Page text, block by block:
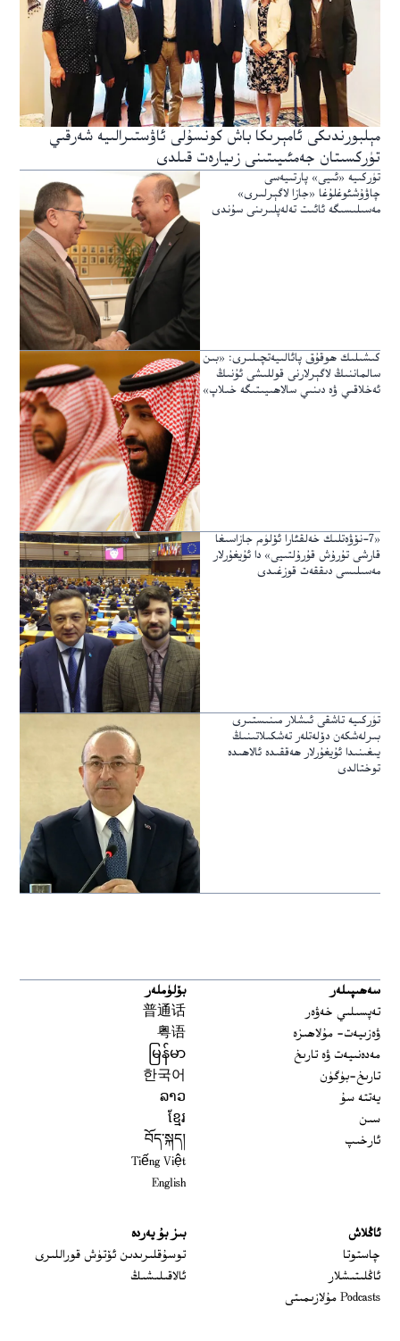
مېلبورندىكى ئامېرىكا باش كونسۇلى ئاۋستىرالىيە شەرقىي
تۈركسىتان جەمئىيىتىنى زىيارەت قىلدى
تۈركىيە «ئىيى» پارتىيەسى
چاۋۇشئوغلۇغا «جازا لاگېرلىرى»
مەسىلىسىگە ئائىت تەلەپلىرىنى سۇندى
كىشىلىك ھوقۇق پائالىيەتچىلىرى: «بىن
سالماننىڭ لاگېرلارنى قوللىشى ئۇنىڭ
ئەخلاقىي ۋە دىنىي سالاھىيىتىگە خىلاپ»
«7-نۆۋەتلىك خەلقئارا ئۆلۈم جازاسىغا
قارشى تۇرۇش قۇرۇلتىيى» دا ئۇيغۇرلار
مەسىلىسى دىققەت قوزغىدى
تۈركىيە تاشقى ئىشلار مىنىستىرى
بىرلەشكەن دۆلەتلەر تەشكىلاتىنىڭ
يىغىنىدا ئۇيغۇرلار ھەققىدە ئالاھىدە
توختالدى
سەھىپىلەر
تەپسىلىي خەۋەر
ۋەزىيەت- مۇلاھىزە
مەدەنىيەت ۋە تارىخ
تارىخ-بۈگۈن
يەتتە سۇ
سىن
ئارخىپ
بۆلۈملەر
普通话
粤语
မြန်မာ
한국어
ລາວ
ខ្មែរ
བོད་སྐད།
Tiếng Việt
English
ئاڭلاش
چاستوتا
ئاڭلىتىشلار
Podcasts مۇلازىمىتى
بىز بۇ يەردە
توسۇقلىرىدىن ئۆتۈش قوراللىرى
ئالاقىلىشىڭ